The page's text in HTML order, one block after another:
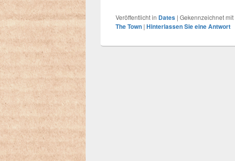
Veröffentlicht in Dates | Gekennzeichnet mit
The Town | Hinterlassen Sie eine Antwort